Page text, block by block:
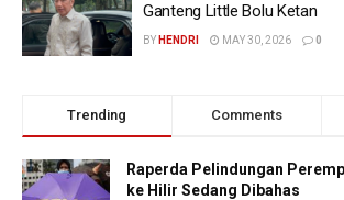
Ganteng Little Bolu Ketan
BY HENDRI MAY 30, 2026 0
Trending Comments
Raperda Pelindungan
ke Hilir Sedang Dibahas